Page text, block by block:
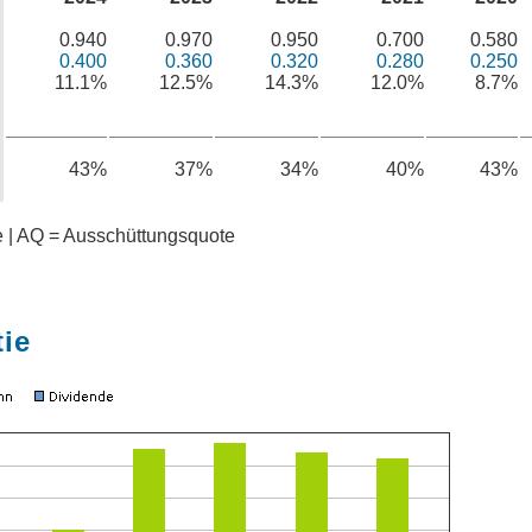
0.940
0.400
11.1%
43%
0.970
0.360
12.5%
37%
0.950
0.320
14.3%
34%
0.700
0.280
12.0%
40%
0.580
0.250
8.7%
43%
AQ = Ausschüttungsquote